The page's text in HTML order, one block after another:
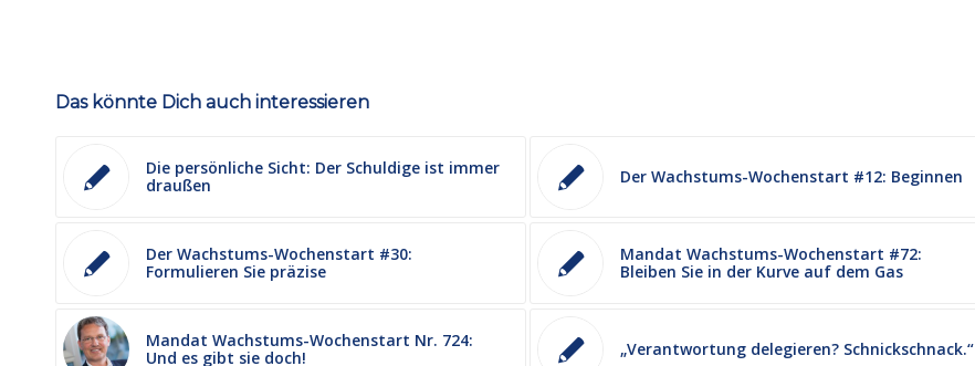
Das könnte Dich auch interessieren
Die persönliche Sicht: Der Schuldige ist immer
draußen
Der Wachstums-Wochenstart #12: Beginnen
Der Wachstums-Wochenstart #30:
Formulieren Sie präzise
Mandat Wachstums-Wochenstart #72:
Bleiben Sie in der Kurve auf dem Gas
Mandat Wachstums-Wochenstart Nr. 724:
Und es gibt sie doch!
„Verantwortung delegieren? Schnickschnack.“